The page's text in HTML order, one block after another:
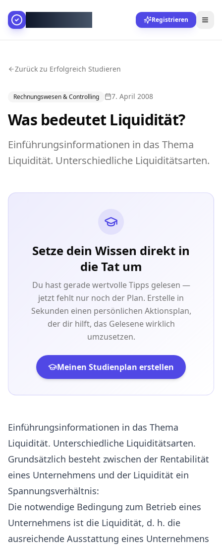
Registrieren
Zurück zu Erfolgreich Studieren
Rechnungswesen & Controlling 7. April 2008
Was bedeutet Liquidität?
Einführungsinformationen in das Thema
Liquidität. Unterschiedliche Liquiditätsarten.
Setze dein Wissen direkt in
die Tat um
Du hast gerade wertvolle Tipps gelesen —
jetzt fehlt nur noch der Plan. Erstelle in
Sekunden einen persönlichen Aktionsplan,
der dir hilft, das Gelesene wirklich
umzusetzen.
Meinen Studienplan erstellen
Einführungsinformationen in das Thema
Liquidität. Unterschiedliche Liquiditätsarten.
Grundsätzlich besteht zwischen der Rentabilität
eines Unternehmens und der Liquidität ein
Spannungsverhältnis:
Die notwendige Bedingung zum Betrieb eines
Unternehmens ist die Liquidität, d. h. die
ausreichende Ausstattung eines Unternehmens